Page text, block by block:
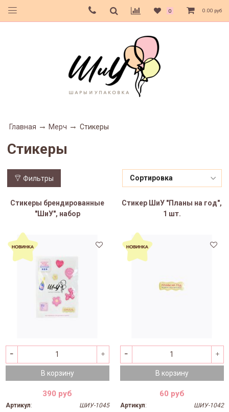
0 0.00 руб
Главная Мерч Стикеры
Стикеры
Фильтры
Стикеры брендированные
"ШиУ", набор
В корзину
390 руб
Артикул:
ШИУ-1045
Стикер ШиУ "Планы на год",
1 шт.
В корзину
60 руб
Артикул:
ШИУ-1042